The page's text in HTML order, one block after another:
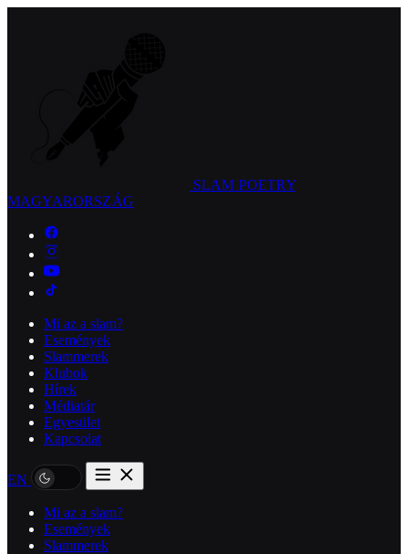
SLAM POETRY
MAGYARORSZÁG
Mi az a slam?
Események
Slammerek
Klubok
Hírek
Médiatár
Egyesület
Kapcsolat
EN
Mi az a slam?
Események
Slammerek